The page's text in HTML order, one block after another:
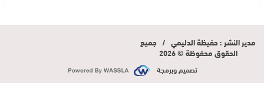
مدير النشر : حفيظة الدليمي / جميع
الحقوق محفوظة © 2026
تصميم وبرمجة